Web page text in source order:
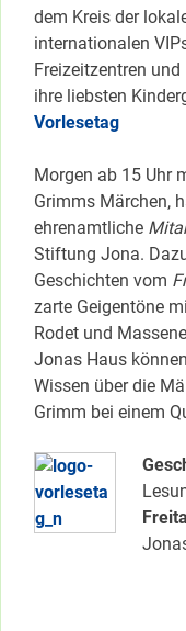
dem Kreis der
internationalen
Freizeitzentren
ihre liebsten
Vorlesetag
Morgen ab 15 Uhr
Grimms Märchen,
ehrenamtliche
Stiftung Jona.
Geschichten vom
zarte Geigentöne
Rodet und
Jonas Haus
Wissen über die
Grimm bei einem